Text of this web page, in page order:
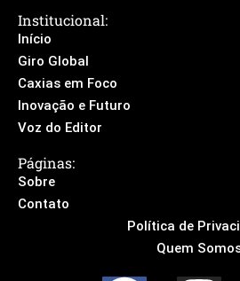
Institucional:
Início
Giro Global
Caxias em Foco
Inovação e Futuro
Voz do Editor
Páginas:
Sobre
Contato
Política de
Quem